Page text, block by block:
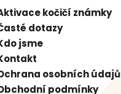
kočičí známky
dotazy
jsme
osobních údajů
podmínky